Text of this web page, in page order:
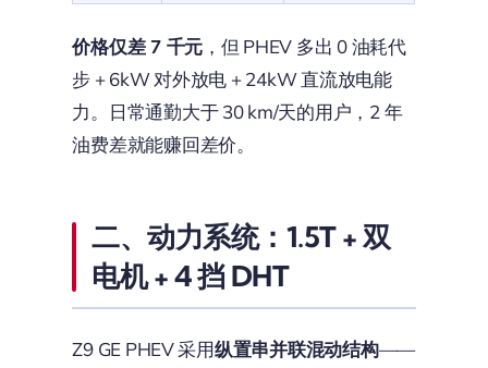
价格仅差 7 千元 ，但 PHEV 多出 0 油耗代
步 + 6kW 对外放电 + 24kW 直流放电能
力。日常通勤大于 30 km/天的用户，2 年
油费差就能赚回差价。
二、动力系统：1.5T + 双
电机 + 4 挡 DHT
Z9 GE PHEV 采用纵置串并联混动结构——